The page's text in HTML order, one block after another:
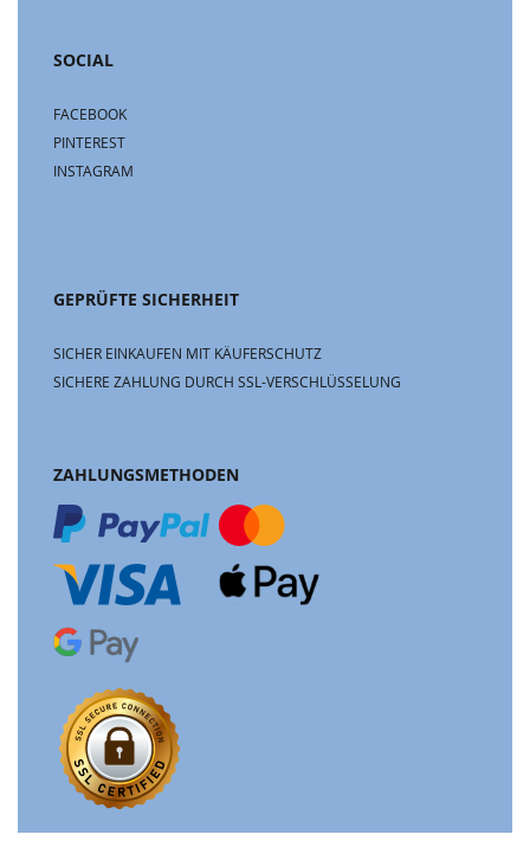
SOCIAL
FACEBOOK
PINTEREST
INSTAGRAM
GEPRÜFTE SICHERHEIT
SICHER EINKAUFEN MIT KÄUFERSCHUTZ
SICHERE ZAHLUNG DURCH SSL-VERSCHLÜSSELUNG
ZAHLUNGSMETHODEN